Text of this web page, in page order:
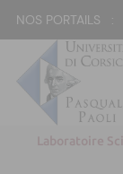
NOS PORTAILS :
Laboratoire